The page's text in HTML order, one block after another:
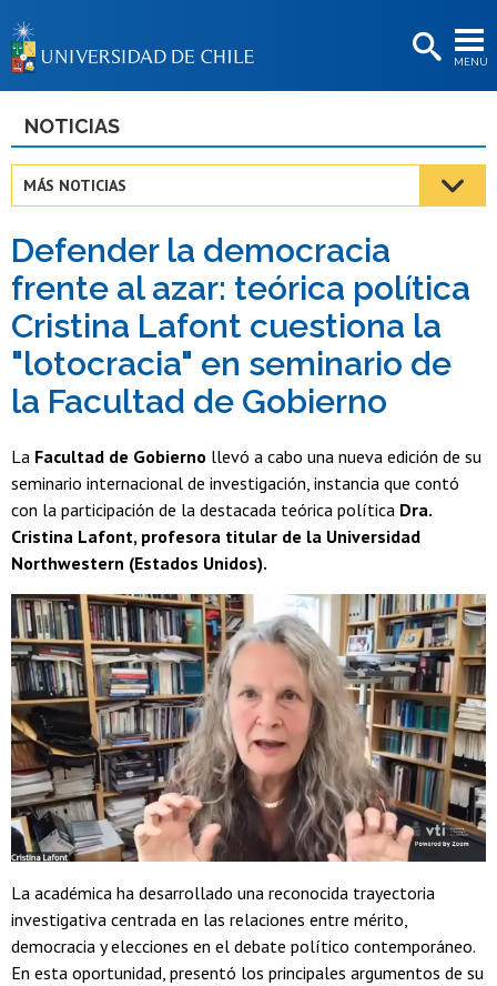
MENÚ
BIBLIOTECAS
Estudiantes
Académicas/os
Funcionarias/os
Egresadas/os
NOTICIAS
MÁS NOTICIAS
Defender la democracia
frente al azar: teórica política
Cristina Lafont cuestiona la
"lotocracia" en seminario de
la Facultad de Gobierno
La Facultad de Gobierno llevó a cabo una nueva edición de su
seminario internacional de investigación, instancia que contó
con la participación de la destacada teórica política Dra.
Cristina Lafont, profesora titular de la Universidad
Northwestern (Estados Unidos).
La académica ha desarrollado una reconocida trayectoria
investigativa centrada en las relaciones entre mérito,
democracia y elecciones en el debate político contemporáneo.
En esta oportunidad, presentó los principales argumentos de su